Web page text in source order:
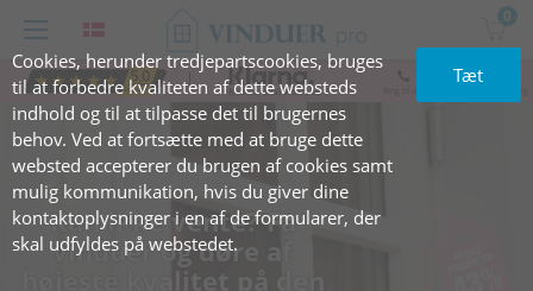
Cookies, herunder tredjepartscookies, bruges
til at forbedre kvaliteten af dette websteds
indhold og til at tilpasse det til brugernes
behov. Ved at fortsætte med at bruge dette
websted accepterer du brugen af cookies samt
mulig kommunikation, hvis du giver dine
kontaktoplysninger i en af de formularer, der
skal udfyldes på webstedet.
Tæt
0
+47 919 06 935
Kan ikke vente? Få
vinduer og døre af